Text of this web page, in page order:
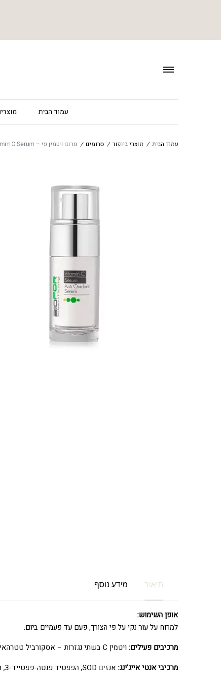
עמוד הבית
עמוד הבית / מוצרי ביופור / סרומים / סרום ויטמין סי – Vitamin C Serum
תיאור מידע נוסף
אופן השימוש:
למרוח על עור נקי על פי הצורך, פעם עד פעמיים ביום.
מרכיבים פעילים:ויטמין C בשתי נגזרות – אסקורביל טטרהאיזו פלמיטט, סודיום אסקורביל פספט.
מרכיבי אנטי אייג'ינג: אנזים SOD, הפפטיד פנטה-פפטייד-3, תמצית תה ירוק.